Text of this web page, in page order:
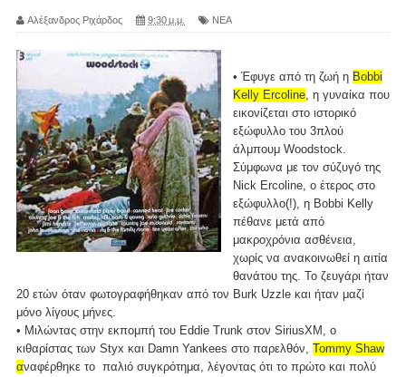
Αλέξανδρος Ριχάρδος 9:30 μ.μ. ΝΕΑ
• Έφυγε από τη ζωή η Bobbi
Kelly Ercoline, η γυναίκα που
εικονίζεται στο ιστορικό
εξώφυλλο του 3πλού
άλμπουμ Woodstock.
Σύμφωνα με τον σύζυγό της
Nick Ercoline, ο έτερος στο
εξώφυλλο(!), η Bobbi Kelly
πέθανε μετά από
μακροχρόνια ασθένεια,
χωρίς να ανακοινωθεί η αιτία
θανάτου της. Το ζευγάρι ήταν
20 ετών όταν φωτογραφήθηκαν από τον Burk Uzzle και ήταν μαζί
μόνο λίγους μήνες.
• Μιλώντας στην εκπομπή του Eddie Trunk στον SiriusXM, ο
κιθαρίστας των Styx και Damn Yankees στο παρελθόν, Tommy Shaw
αναφέρθηκε το παλιό συγκρότημα, λέγοντας ότι το πρώτο και πολύ